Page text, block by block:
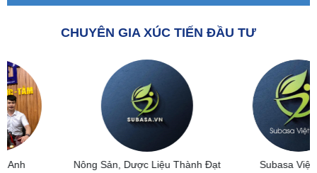
CHUYÊN GIA XÚC TIẾN ĐẦU TƯ
Nông Sản, Dược Liệu Thành Đạt
Subasa Việt Nam